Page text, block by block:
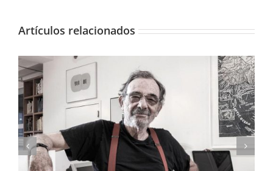
Artículos relacionados
El arte pictórico de los Pinazo, expuesto en el
IVAM